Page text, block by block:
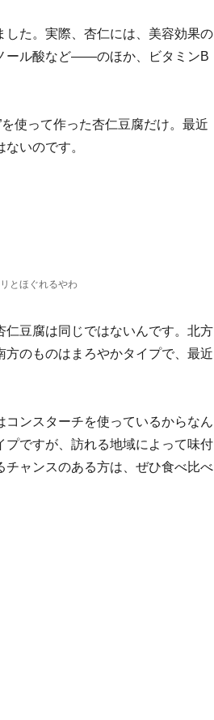
た。実際、杏仁には、美容効果の
ール酸など――のほか、ビタミンB
使って作った杏仁豆腐だけ。最近
いのです。
とほぐれるやわ
豆腐は同じではないんです。北方
のものはまろやかタイプで、最近
ンスターチを使っているからなん
ですが、訪れる地域によって味付
ャンスのある方は、ぜひ食べ比べ